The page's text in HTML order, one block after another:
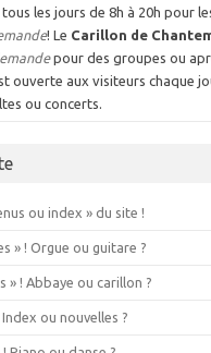
les jours de 8h à 20h pour
! Le Carillon de
pour des groupes ou
ouverte aux visiteurs chaque
ou concerts.
ou index » du site !
» ! Orgue ou guitare ?
» ! Abbaye ou carillon ?
Index ou nouvelles ?